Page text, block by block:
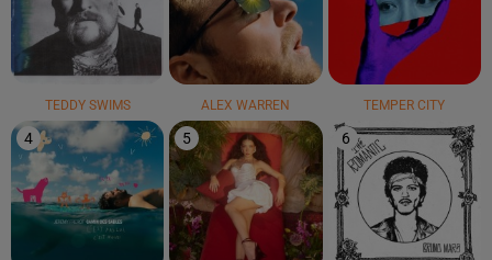
TEDDY SWIMS ALEX WARREN TEMPER CITY
4 5 6